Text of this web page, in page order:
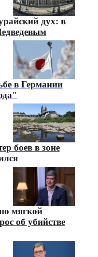
дух: в
в Германии
боев в зоне
мягкой
об убийстве